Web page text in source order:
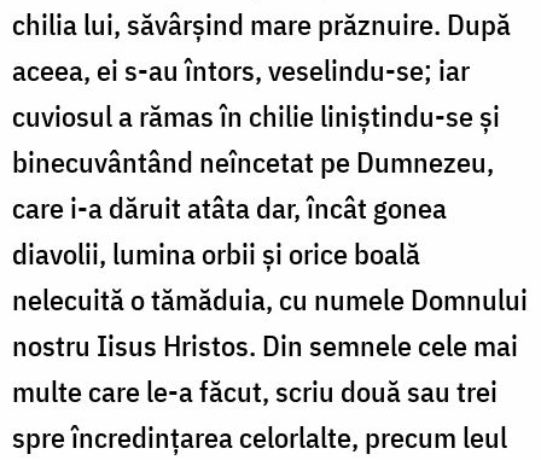
chilia lui, săvârșind mare prăznuire. După
aceea, ei s-au întors, veselindu-se; iar
cuviosul a rămas în chilie liniștindu-se și
binecuvântând neîncetat pe Dumnezeu,
care i-a dăruit atâta dar, încât gonea
diavolii, lumina orbii și orice boală
nelecuită o tămăduia, cu numele Domnului
nostru Iisus Hristos. Din semnele cele mai
multe care le-a făcut, scriu două sau trei
spre încredințarea celorlalte, precum leul